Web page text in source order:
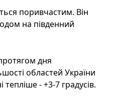
поривчастим. Він
на південний
дня
областей України
тепліше - +3-7 градусів.